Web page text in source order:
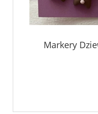
Markery